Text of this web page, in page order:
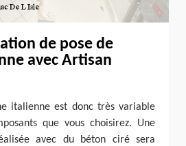
de pose de
avec Artisan
italienne est donc très variable
que vous choisirez. Une
avec du béton ciré sera